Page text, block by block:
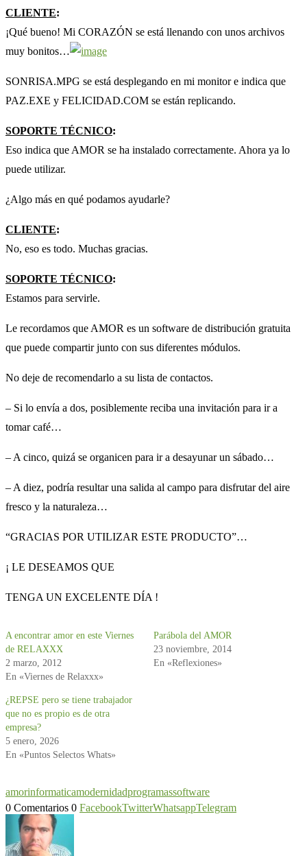
CLIENTE:
¡Qué bueno! Mi CORAZÓN se está llenando con unos archivos
muy bonitos…
SONRISA.MPG se está desplegando en mi monitor e indica que
PAZ.EXE y FELICIDAD.COM se están replicando.
SOPORTE TÉCNICO:
Eso indica que AMOR se ha instalado correctamente. Ahora ya lo
puede utilizar.
¿Algo más en qué podamos ayudarle?
CLIENTE:
No, eso es todo. Muchas gracias.
SOPORTE TÉCNICO:
Estamos para servirle.
Le recordamos que AMOR es un software de distribución gratuita
que puede compartir junto con sus diferentes módulos.
No deje de recomendarlo a su lista de contactos.
– Si lo envía a dos, posiblemente reciba una invitación para ir a
tomar café…
– A cinco, quizá se organicen para ir a desayunar un sábado…
– A diez, podría resultar una salida al campo para disfrutar del aire
fresco y la naturaleza…
“GRACIAS POR UTILIZAR ESTE PRODUCTO”…
¡ LE DESEAMOS QUE
TENGA UN EXCELENTE DÍA !
A encontrar amor en este Viernes
de RELAXXX
2 marzo, 2012
En «Viernes de Relaxxx»
Parábola del AMOR
23 noviembre, 2014
En «Reflexiones»
¿REPSE pero se tiene trabajador
que no es propio es de otra
empresa?
5 enero, 2026
En «Puntos Selectos Whats»
amorinformaticamodernidadprogramassoftware
0 Comentarios 0 FacebookTwitterWhatsappTelegram